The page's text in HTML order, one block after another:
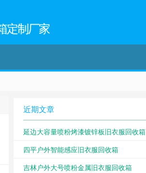
定制厂家
近期文章
延边大容量喷粉烤漆镀锌板旧衣服回收箱
四平户外智能感应旧衣服回收箱
吉林户外大号喷粉金属旧衣服回收箱